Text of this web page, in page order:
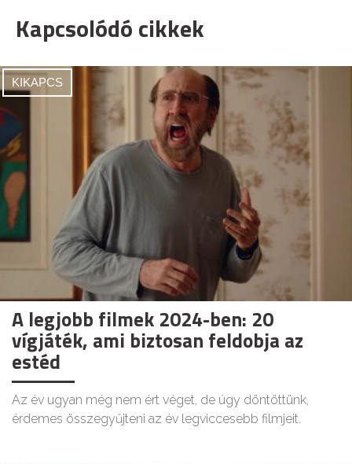
Kapcsolódó cikkek
KIKAPCS
A legjobb filmek 2024-ben: 20
vígjáték, ami biztosan feldobja az
estéd
Az év ugyan még nem ért véget, de úgy döntöttünk,
érdemes összegyűjteni az év legviccesebb filmjeit.